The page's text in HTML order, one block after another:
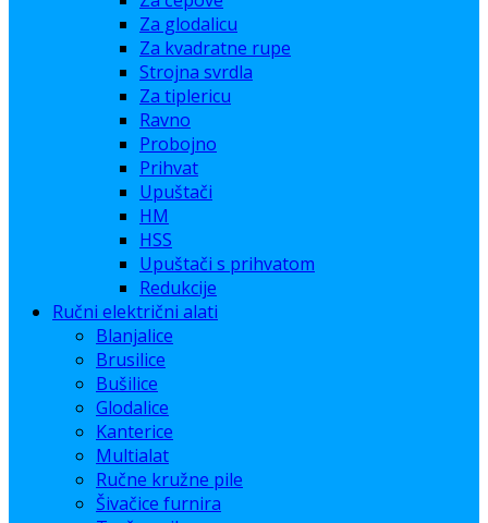
Za glodalicu
Za kvadratne rupe
Strojna svrdla
Za tiplericu
Ravno
Probojno
Prihvat
Upuštači
HM
HSS
Upuštači s prihvatom
Redukcije
Ručni električni alati
Blanjalice
Brusilice
Bušilice
Glodalice
Kanterice
Multialat
Ručne kružne pile
Šivačice furnira